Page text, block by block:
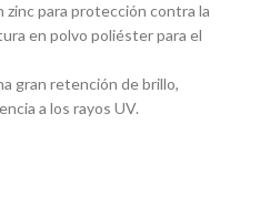
zinc para protección contra la
en polvo poliéster para el
gran retención de brillo,
a los rayos UV.